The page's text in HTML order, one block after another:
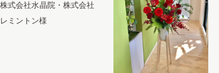
株式会社水晶院・株式会社
レミントン様